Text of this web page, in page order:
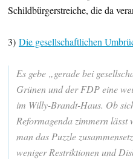
Schildbürgerstreiche, die da
3) Die gesellschaftlichen
Es gebe „gerade bei
Grünen und der FDP eine
im Willy-Brandt-Haus. Ob
Reformagenda zimmern
man das Puzzle
weniger Restriktionen und